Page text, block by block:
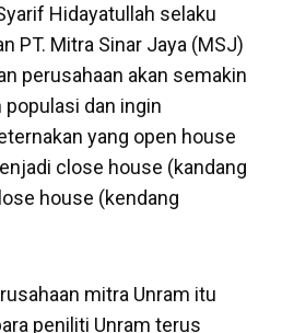
Hidayatullah selaku
PT. Mitra Sinar Jaya (MSJ)
perusahaan akan semakin
dan ingin
yang open house
close house (kandang
house (kendang
mitra Unram itu
peniliti Unram terus